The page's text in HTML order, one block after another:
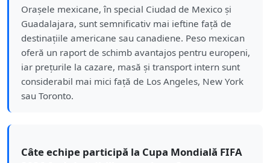
Orașele mexicane, în special Ciudad de Mexico și
Guadalajara, sunt semnificativ mai ieftine față de
destinațiile americane sau canadiene. Peso mexican
oferă un raport de schimb avantajos pentru europeni,
iar prețurile la cazare, masă și transport intern sunt
considerabil mai mici față de Los Angeles, New York
sau Toronto.
Câte echipe participă la Cupa Mondială FIFA